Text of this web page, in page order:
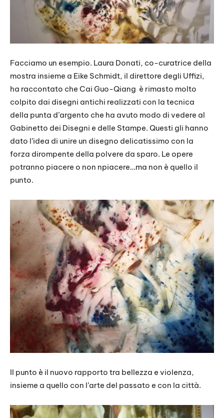
Facciamo un esempio. Laura Donati, co-curatrice della
mostra insieme a Eike Schmidt, il direttore degli Uffizi,
ha raccontato che Cai Guo-Qiang è rimasto molto
colpito dai disegni antichi realizzati con la tecnica
della punta d’argento che ha avuto modo di vedere al
Gabinetto dei Disegni e delle Stampe. Questi gli hanno
dato l’idea di unire un disegno delicatissimo con la
forza dirompente della polvere da sparo. Le opere
potranno piacere o non npiacere…ma non è quello il
punto.
Il punto è il nuovo rapporto tra bellezza e violenza,
insieme a quello con l’arte del passato e con la città.